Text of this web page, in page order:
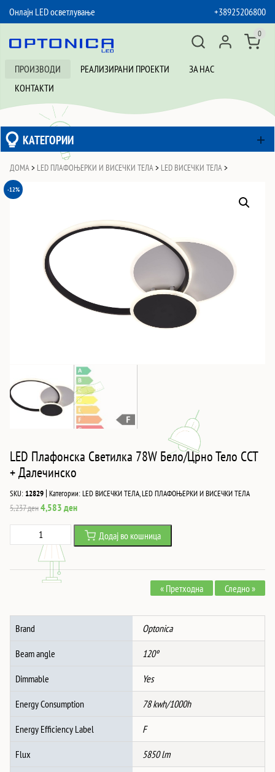
Онлајн LED осветлување
+38925206800
ПРОИЗВОДИ РЕАЛИЗИРАНИ ПРОЕКТИ
ЗА НАС
КОНТАКТИ
0
КАТЕГОРИИ
ДОМА > LED ПЛАФОЊЕРКИ И ВИСЕЧКИ ТЕЛА > LED ВИСЕЧКИ ТЕЛА >
-12%
LED Плафонска Светилка 78W Бело/Црно Тело CCT
+ Далечинско
SKU:12829 | Категории:LED ВИСЕЧКИ ТЕЛА,LED ПЛАФОЊЕРКИ И ВИСЕЧКИ ТЕЛА
5,237денOriginal
was:
5,237 ден.
4,583 денCurrent
4,583 ден.
Плафонска
Светилка
Тело
CCT
количина
Додај во кошница
« Претходна Следно »
Brand Optonica
Beam angle 120º
Dimmable Yes
Energy Consumption 78 kwh/1000h
Energy Efficiency Label F
Flux 5850 lm